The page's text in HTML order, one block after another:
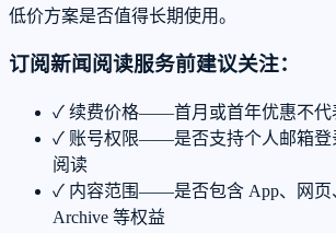
低价方案是否值得长期使用。
订阅新闻阅读服务前建议关注：
✓ 续费价格——首月或首年优惠不代
✓ 账号权限——是否支持个人邮箱登
阅读
✓ 内容范围——是否包含 App、网页
Archive 等权益